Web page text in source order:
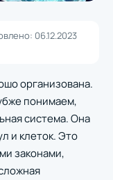
06.12.2023
организована.
понимаем,
система. Она
и клеток. Это
законами,